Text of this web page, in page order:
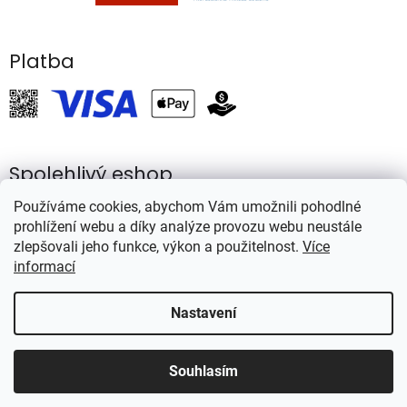
Používáme cookies, abychom Vám umožnili pohodlné
prohlížení webu a díky analýze provozu webu neustále
zlepšovali jeho funkce, výkon a použitelnost. Více
informací
Nastavení
Souhlasím
Platba
Spolehlivý eshop
Vytvořil Shoptet
Copyright 2026Rybářství Mareš. Všechna práva vyhrazena.